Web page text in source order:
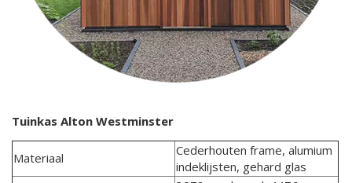
Tuinkas Alton Westminster
Materiaal
Cederhouten frame, alumium
indeklijsten, gehard glas